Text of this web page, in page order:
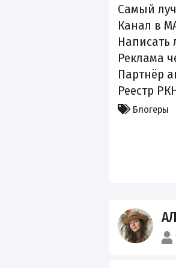
Самый
Канал в
Написать
Реклама
Партнёр
Реестр
Блогеры